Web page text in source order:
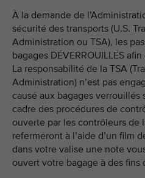
À la demande de
sécurité des transports (U.S.
Administration ou TSA), les
bagages DÉVERROUILLÉS
La responsabilité de la TSA
Administration) n’est pas
causé aux bagages verrouillés
cadre des procédures de
ouverte par les contrôleurs de
refermeront à l’aide d’un film
dans votre valise une note
ouvert votre bagage à des fins